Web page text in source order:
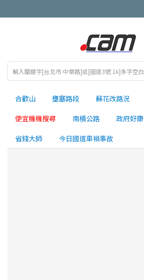
合歡山 壅塞路段 蘇花改路況
便宜機機搜尋 南横公路 政府好康
省錢大師 今日國道車禍事故